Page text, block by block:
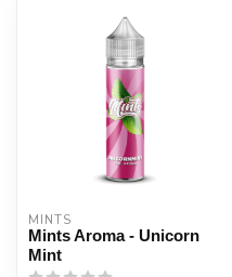
MINTS
Mints Aroma - Unicorn
Mint